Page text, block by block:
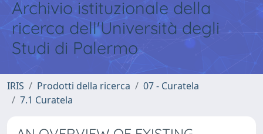
Archivio istituzionale della
ricerca dell'Università degli
Studi di Palermo
IRIS Prodotti della ricerca
07 - Curatela
7.1 Curatela